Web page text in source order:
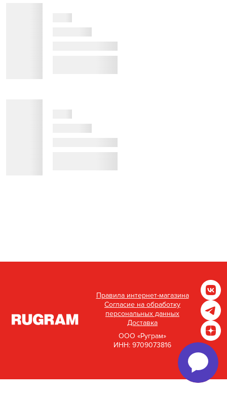
Правила интернет-магазина
Согласие на обработку
персональных данных
Доставка
ООО «Руграм»
ИНН: 9709073816